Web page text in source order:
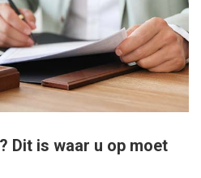
Dit is waar u op moet